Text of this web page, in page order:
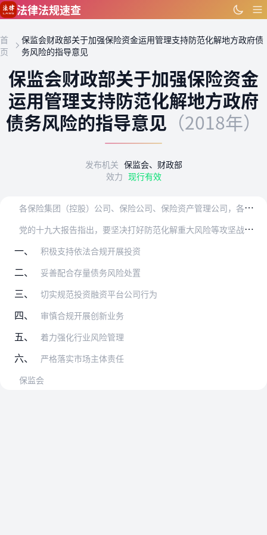
跳到主要内容
法律法规速查
首
页
保监会财政部关于加强保险资金运用管理支持防范化解地方政府债
务风险的指导意见
保监会财政部关于加强保险资金
运用管理支持防范化解地方政府
债务风险的指导意见 （2018年）
发布机关 保监会、财政部
效力 现行有效
各
保险集团（控股）公司、保险公司、保险资产管理公司，各省（自治区、直辖市、计划单列市）政府性债务管理领导小组办公室：
党
的十九大报告指出，要坚决打好防范化解重大风险等攻坚战。为深入学习贯彻党的十九大精神，落实全国金融工作会议和中央经济工作会议部署，强化保险机构责任意识，支持保险…
一、
积极支持依法合规开展投资
二、 妥善配合存量债务风险处置
三、 切实规范投资融资平台公司行为
四、 审慎合规开展创新业务
五、 着力强化行业风险管理
六、
严格落实市场主体责任
保监会